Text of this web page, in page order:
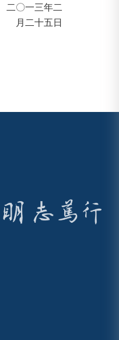
二〇一三年二
月二十五日